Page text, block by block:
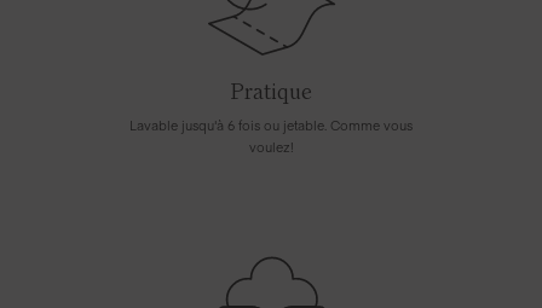
Pratique
Lavable jusqu'à 6 fois ou jetable. Comme vous
voulez!